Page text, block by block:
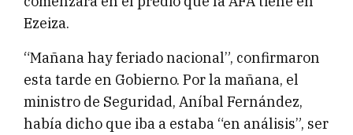
Ezeiza.
“Mañana hay feriado nacional”, confirmaron
esta tarde en Gobierno. Por la mañana, el
ministro de Seguridad, Aníbal Fernández,
había dicho que iba a estaba “en análisis”, ser